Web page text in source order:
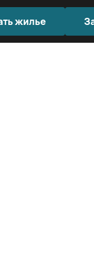
жилье